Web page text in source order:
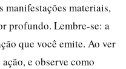
manifestações materiais,
profundo. Lembre-se: a
que você emite. Ao ver
e observe como